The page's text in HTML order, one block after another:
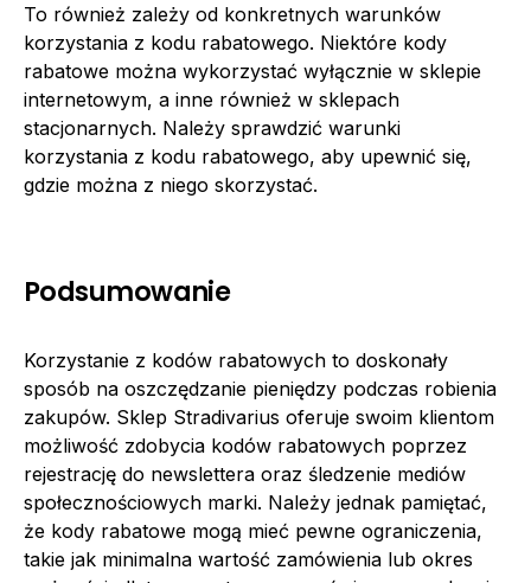
To również zależy od konkretnych warunków
korzystania z kodu rabatowego. Niektóre kody
rabatowe można wykorzystać wyłącznie w sklepie
internetowym, a inne również w sklepach
stacjonarnych. Należy sprawdzić warunki
korzystania z kodu rabatowego, aby upewnić się,
gdzie można z niego skorzystać.
Podsumowanie
Korzystanie z kodów rabatowych to doskonały
sposób na oszczędzanie pieniędzy podczas robienia
zakupów. Sklep Stradivarius oferuje swoim klientom
możliwość zdobycia kodów rabatowych poprzez
rejestrację do newslettera oraz śledzenie mediów
społecznościowych marki. Należy jednak pamiętać,
że kody rabatowe mogą mieć pewne ograniczenia,
takie jak minimalna wartość zamówienia lub okres